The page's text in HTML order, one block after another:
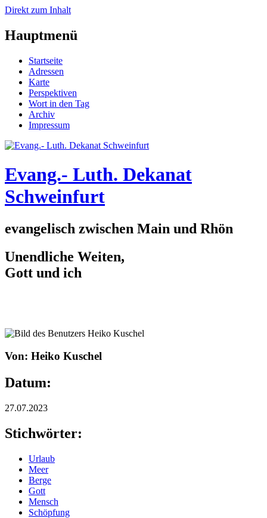
Direkt zum Inhalt
Hauptmenü
Startseite
Adressen
Karte
Perspektiven
Wort in den Tag
Archiv
Impressum
Evang.- Luth. Dekanat
Schweinfurt
evangelisch zwischen Main und Rhön
Unendliche Weiten,
Gott und ich
Von: Heiko Kuschel
Datum:
27.07.2023
Stichwörter:
Urlaub
Meer
Berge
Gott
Mensch
Schöpfung